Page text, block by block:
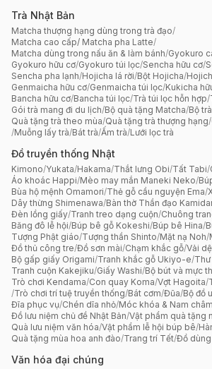
Trà Nhật Bản
Matcha thượng hạng dùng trong trà đạo/
Matcha cao cấp/ Matcha pha Latte/
Matcha dùng trong nấu ăn & làm bánh/Gyokuro
Gyokuro hữu cơ/Gyokuro túi lọc/Sencha hữu cơ/
Sencha pha lạnh/Hojicha lá rời/Bột Hojicha/
Genmaicha hữu cơ/Genmaicha túi lọc/Kukicha
Bancha hữu cơ/Bancha túi lọc/Trà túi lọc hỗn hợp/
Gói trà mang đi du lịch/Bộ quà tặng Matcha/Bộ
Quà tặng trà theo mùa/Quà tặng trà thượng hạng/
/Muỗng lấy trà/Bát trà/Ấm trà/Lưới lọc trà
Đồ truyền thống Nhật
Kimono/Yukata/Hakama/Thắt lưng Obi/Tất Tabi/
Áo khoác Happi/Mèo may mắn Maneki Neko/
Bùa hộ mệnh Omamori/Thẻ gỗ cầu nguyện Ema/
Dây thừng Shimenawa/Bàn thờ Thần đạo
Đèn lồng giấy/Tranh treo dạng cuộn/Chuông
Băng đô lễ hội/Búp bê gỗ Kokeshi/Búp bê Hina/
Tượng Phật giáo/Tượng thần Shinto/Mặt nạ Noh/
Đồ thủ công tre/Đồ sơn mài/Chạm khắc gỗ/Vải
Bộ gấp giấy Origami/Tranh khắc gỗ Ukiyo-e/
Tranh cuộn Kakejiku/Giấy Washi/Bộ bút và mực
Trò chơi Kendama/Con quay Koma/Vợt Hagoita/
/Trò chơi trí tuệ truyền thống/Bát cơm/Đũa/Bộ đồ
Đĩa phục vụ/Chén dĩa nhỏ/Móc khóa & Nam châm
Đồ lưu niệm chủ đề Nhật Bản/Vật phẩm quà tặng
Quà lưu niệm văn hóa/Vật phẩm lễ hội búp bê/
Quà tặng mùa hoa anh đào/Trang trí Tết/Đồ dùng
Văn hóa đại chúng